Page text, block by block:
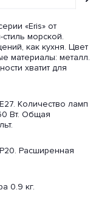
«Eris» от
морской.
как кухня. Цвет
материалы: металл.
хватит для
Количество ламп
Вт. Общая
Расширенная
0.9 кг.